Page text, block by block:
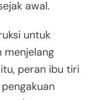
awal.
untuk
menjelang
peran ibu tiri